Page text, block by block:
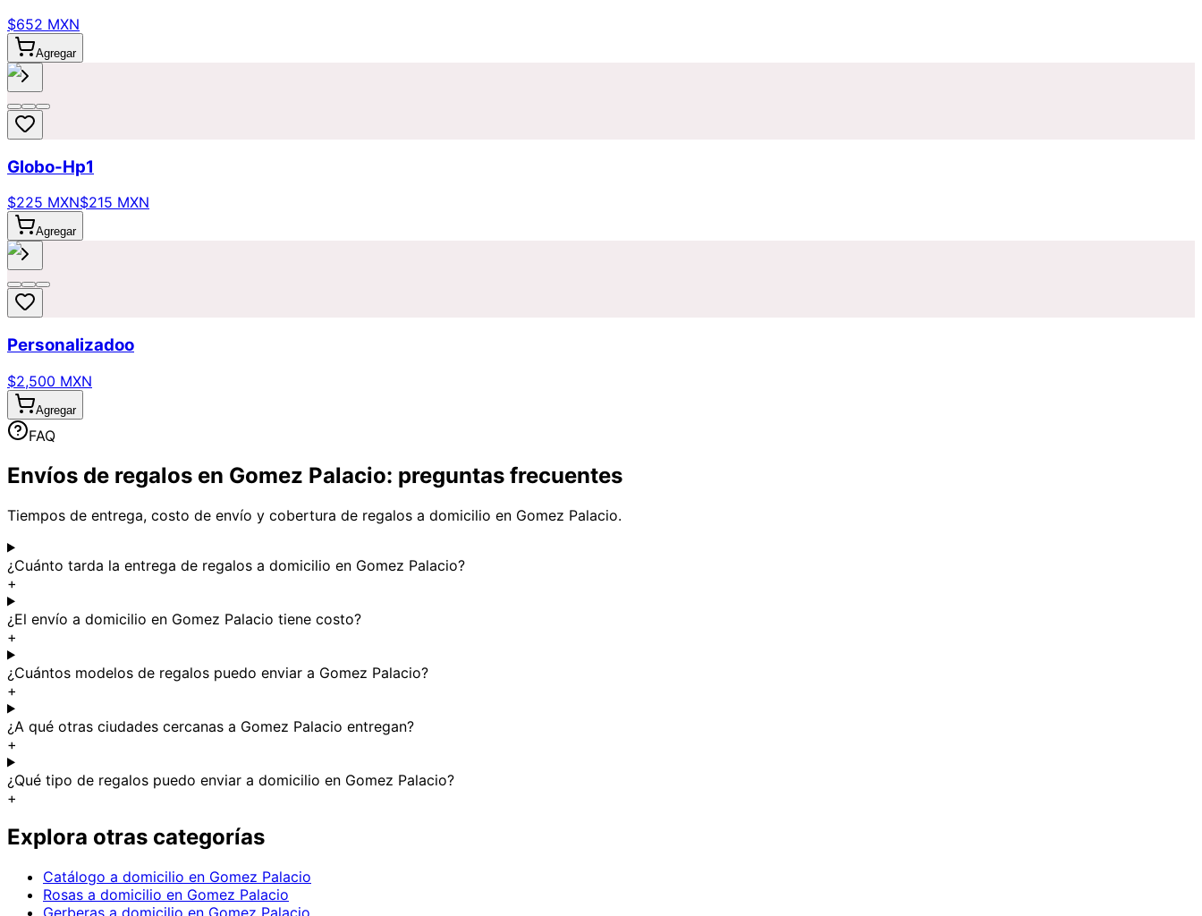
$652 MXN
Agregar
Globo-Hp1
$225 MXN$215 MXN
Agregar
Personalizadoo
$2,500 MXN
Agregar
FAQ
Envíos de regalos en Gomez Palacio: preguntas frecuentes
Tiempos de entrega, costo de envío y cobertura de regalos a domicilio en Gomez Palacio.
¿Cuánto tarda la entrega de regalos a domicilio en Gomez Palacio?
+
¿El envío a domicilio en Gomez Palacio tiene costo?
+
¿Cuántos modelos de regalos puedo enviar a Gomez Palacio?
+
¿A qué otras ciudades cercanas a Gomez Palacio entregan?
+
¿Qué tipo de regalos puedo enviar a domicilio en Gomez Palacio?
+
Explora otras categorías
Catálogo a domicilio en Gomez Palacio
Rosas a domicilio en Gomez Palacio